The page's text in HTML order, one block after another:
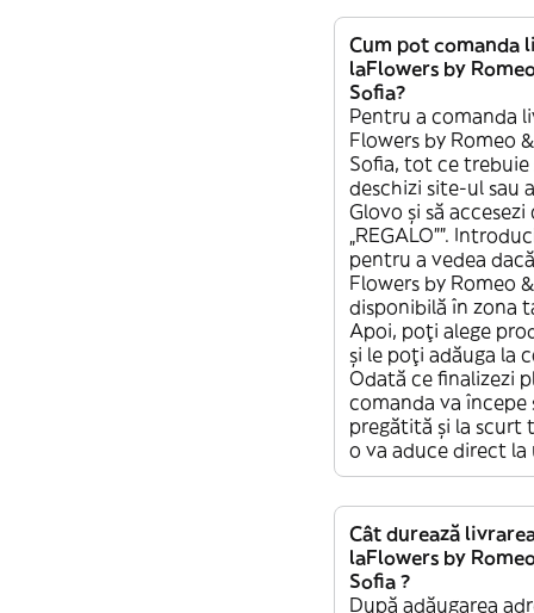
Cum pot comanda
laFlowers by
Sofia?
Pentru a comanda
Flowers by Romeo
Sofia, tot ce trebuie
deschizi site-ul sau
Glovo și să
„REGALO””.
pentru a vedea
Flowers by Romeo
disponibilă în zona
Apoi, poți alege
și le poți adăuga la
Odată ce finalizezi
comanda va începe
pregătită și la scurt
o va aduce direct la
Cât durează
laFlowers by
Sofia ?
După adăugarea